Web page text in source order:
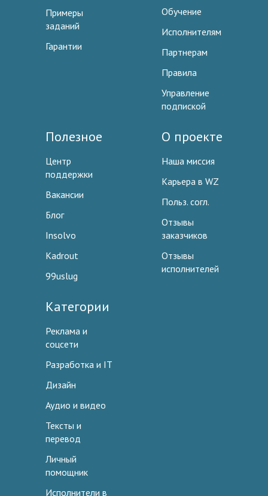
Примеры
заданий
Гарантии
Обучение
Исполнителям
Партнерам
Правила
Управление
подпиской
Полезное
Центр
поддержки
Вакансии
Блог
Insolvo
Kadrout
99uslug
О проекте
Наша миссия
Карьера в WZ
Польз. согл.
Отзывы
заказчиков
Отзывы
исполнителей
Категории
Реклама и
соцсети
Разработка и IT
Дизайн
Аудио и видео
Тексты и
перевод
Личный
помощник
Исполнители в